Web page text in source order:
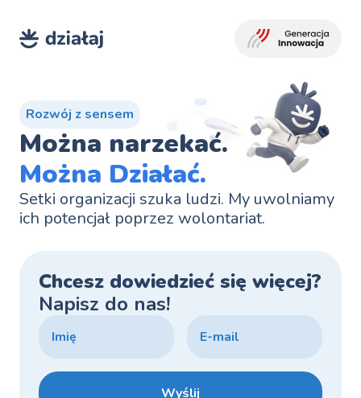
Rozwój z sensem
Można narzekać.
Można Działać.
Setki organizacji szuka ludzi. My uwolniamy
ich potencjał poprzez wolontariat.
Napisz do nas!